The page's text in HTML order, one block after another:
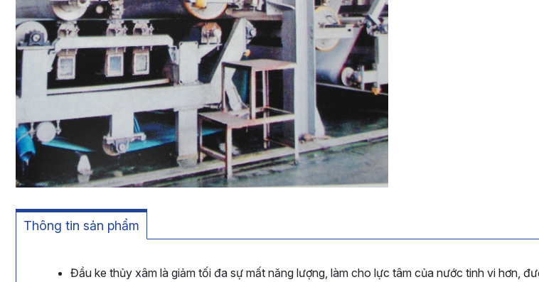
Thông tin sản phẩm
Đầu ke thủy xâm là giảm tối đa sự mất năng lượng, làm cho lực tâm của nước tinh vi hơn,